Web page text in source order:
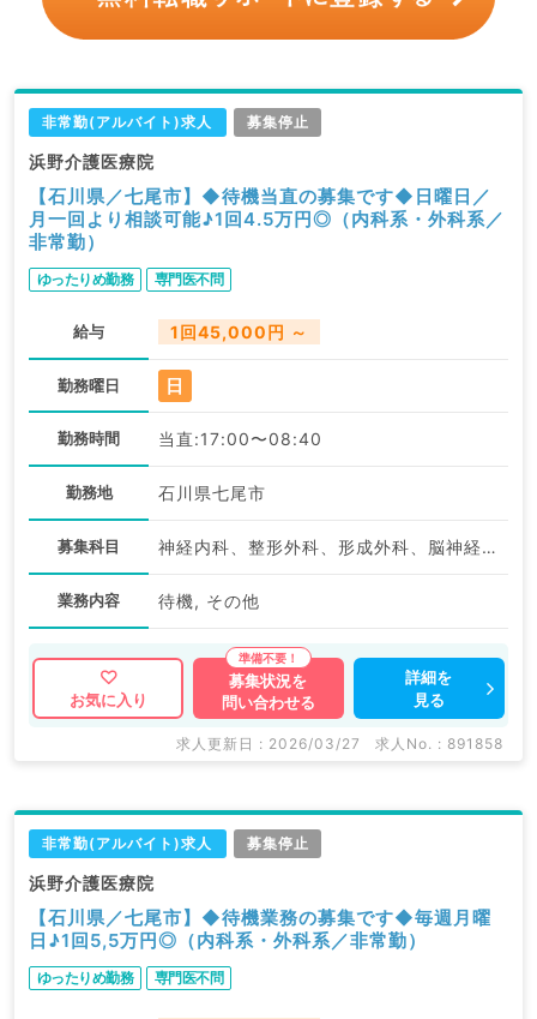
非常勤(アルバイト)求人 募集停止
浜野介護医療院
【石川県／七尾市】◆待機当直の募集です◆日曜日／
月一回より相談可能♪1回4.5万円◎（内科系・外科系／
非常勤）
ゆったりめ勤務 専門医不問
給与 1回45,000円 ～
勤務曜日 日
勤務時間 当直:17:00〜08:40
勤務地 石川県七尾市
募集科目 神経内科、整形外科、形成外科、脳神経外科、呼吸器外科、一般内科、循環器内科、呼吸器内科、消化器内科、内分泌・代謝内科、腎臓内科、老年内科、血液内科、外科系全般、一般外科、消化器外科、膠原病科、大腸・肛門外科
業務内容 待機, その他
お気に入り
募集状況を
問い合わせる
詳細を
見る
求人更新日 : 2026/03/27 求人No. : 891858
非常勤(アルバイト)求人 募集停止
浜野介護医療院
【石川県／七尾市】◆待機業務の募集です◆毎週月曜
日♪1回5,5万円◎（内科系・外科系／非常勤）
ゆったりめ勤務 専門医不問